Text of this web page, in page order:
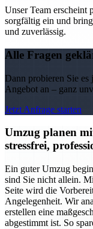
Unser Team erscheint
sorgfältig ein und
und zuverlässig.
Alle Fragen
Dann probieren Sie
Angebot an – ganz
Jetzt Anfrage starten
Umzug planen
stressfrei,
Ein guter Umzug
sind Sie nicht allein.
Seite wird die
Angelegenheit. Wir
erstellen eine
abgestimmt ist. So